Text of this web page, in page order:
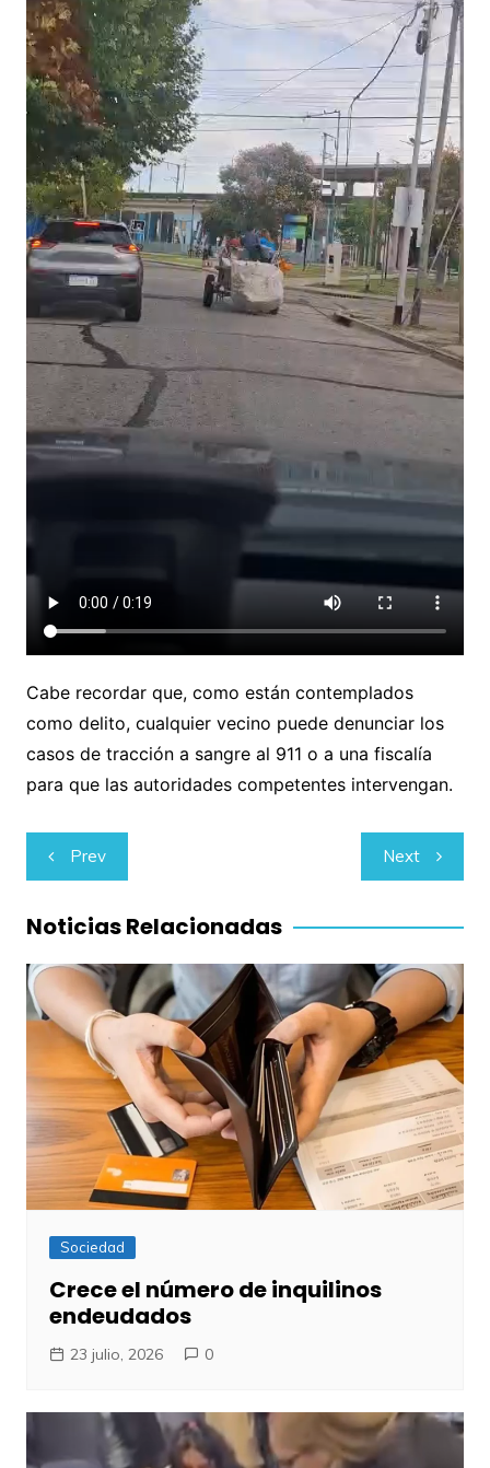
Cabe recordar que, como están contemplados
como delito, cualquier vecino puede denunciar los
casos de tracción a sangre al 911 o a una fiscalía
para que las autoridades competentes intervengan.
Navegación
de
entradas
Prev Next
Noticias Relacionadas
Sociedad
Crece el número de inquilinos
endeudados
23 julio, 2026 0